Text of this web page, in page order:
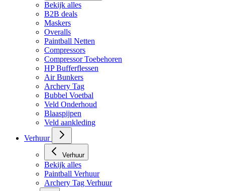
Bekijk alles
B2B deals
Maskers
Overalls
Paintball Netten
Compressors
Compressor Toebehoren
HP Bufferflessen
Air Bunkers
Archery Tag
Bubbel Voetbal
Veld Onderhoud
Blaaspijpen
Veld aankleding
Verhuur
Verhuur
Bekijk alles
Paintball Verhuur
Archery Tag Verhuur